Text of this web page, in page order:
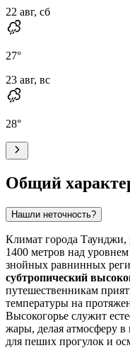
22 авг, сб
27°
23 авг, вс
28°
Общий
Нашли неточность?
Климат города Таунджи,
1400 метров над
знойных равнинных
субтропический
путешественникам
температуры на
Высокогорье служит
жары, делая атмосферу
для пеших прогулок и